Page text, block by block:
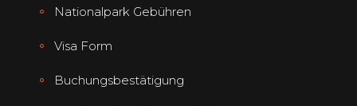
Nationalpark Gebühren
Visa Form
Buchungsbestätigung